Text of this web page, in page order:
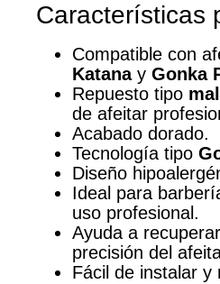
Características
Compatible con
Katanay Gonka
Repuesto tipo
de afeitar
Acabado dorado.
Tecnología tipo
Diseño
Ideal para
uso profesional.
Ayuda a
precisión del
Fácil de instalar y